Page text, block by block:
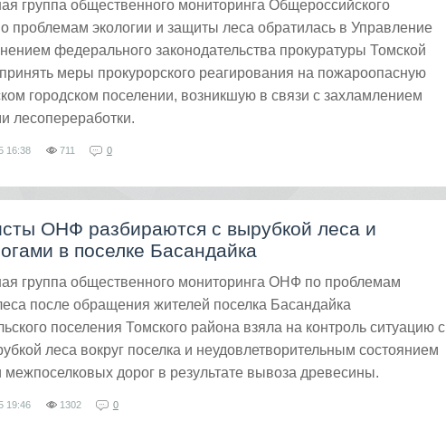
группа общественного мониторинга Общероссийского
проблемам экологии и защиты леса обратилась в Управление
федерального законодательства прокуратуры Томской
меры прокурорского реагирования на пожароопасную
городском поселении, возникшую в связи с захламлением
лесопереработки.
16:38 711 0
ОНФ разбираются с вырубкой леса и
в поселке Басандайка
группа общественного мониторинга ОНФ по проблемам
после обращения жителей поселка Басандайка
поселения Томского района взяла на контроль ситуацию с
леса вокруг поселка и неудовлетворительным состоянием
межпоселковых дорог в результате вывоза древесины.
19:46 1302 0